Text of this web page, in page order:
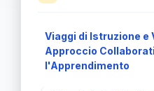
Viaggi di Istruzione e
Approccio
l'Apprendimento